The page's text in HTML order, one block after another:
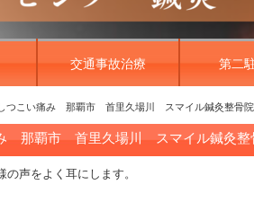
交通事故治療 第二
つこい痛み 那覇市 首里久場川 スマイル鍼灸整骨
那覇市 首里久場川 スマイル鍼灸
声をよく耳にします。